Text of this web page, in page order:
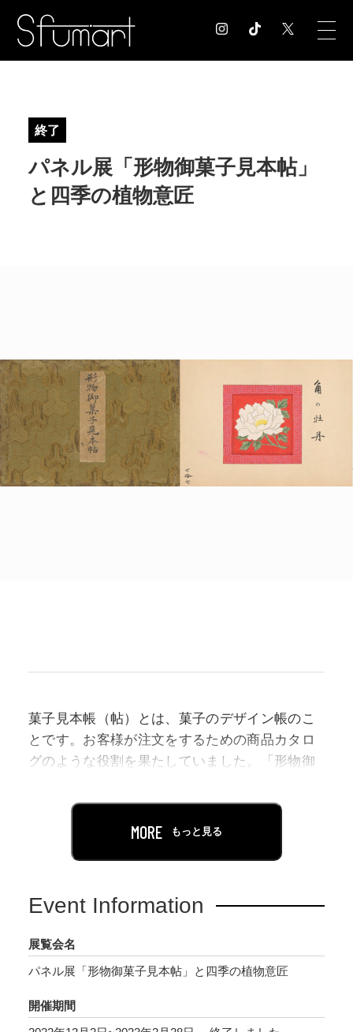
EXHIBITION 展覧会情報
MUSEUM 美術館情報
POLICY COMPANY
終了
パネル展「形物御菓子見本帖」
と四季の植物意匠
菓子見本帳（帖）とは、菓子のデザイン帳のこ
とです。お客様が注文をするための商品カタロ
グのような役割を果たしていました。「形物御
川光景の時代にまとめられたものです。形物
（型物）とは、木型を使って打ち出す、押物製
物御菓子見本帖(かたものおかしみほんちょ
展示します。
MORE もっと見る
Event Information
展覧会名
パネル展「形物御菓子見本帖」と四季の植物意匠
開催期間